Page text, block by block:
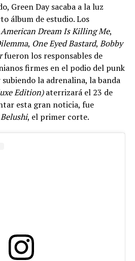
Green Day sacaba a la luz
álbum de estudio. Los
Dream Is Killing Me,
, One Eyed Bastard, Bobby
fueron los responsables de
firmes en el podio del punk
la adrenalina, la banda
Edition)aterrizará el 23 de
esta gran noticia, fue
, el primer corte.